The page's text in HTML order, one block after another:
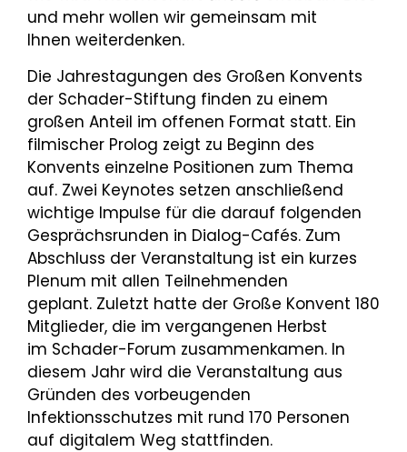
und mehr wollen wir gemeinsam mit
Ihnen weiterdenken.
Die Jahrestagungen des Großen Konvents
der Schader-Stiftung finden zu einem
großen Anteil im offenen Format statt. Ein
filmischer Prolog zeigt zu Beginn des
Konvents einzelne Positionen zum Thema
auf. Zwei Keynotes setzen anschließend
wichtige Impulse für die darauf folgenden
Gesprächsrunden in Dialog-Cafés. Zum
Abschluss der Veranstaltung ist ein kurzes
Plenum mit allen Teilnehmenden
geplant. Zuletzt hatte der Große Konvent 180
Mitglieder, die im vergangenen Herbst
im Schader-Forum zusammenkamen. In
diesem Jahr wird die Veranstaltung aus
Gründen des vorbeugenden
Infektionsschutzes mit rund 170 Personen
auf digitalem Weg stattfinden.